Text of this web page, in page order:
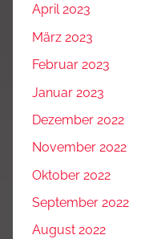
April 2023
März 2023
Februar 2023
Januar 2023
Dezember 2022
November 2022
Oktober 2022
September 2022
August 2022